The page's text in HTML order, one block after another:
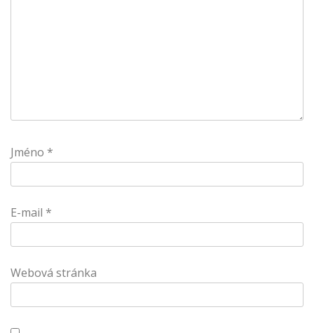
Jméno *
E-mail *
Webová stránka